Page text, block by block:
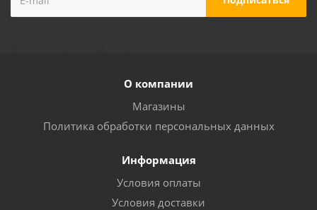
О компании
Магазины
Политика обработки персональных данных
Информация
Условия оплаты
Условия доставки